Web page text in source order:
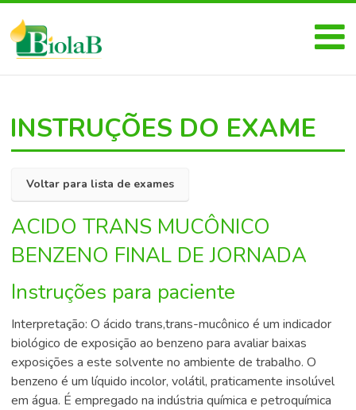
INSTRUÇÕES DO EXAME
Voltar para lista de exames
ACIDO TRANS MUCÔNICO
BENZENO FINAL DE JORNADA
Instruções para paciente
Interpretação: O ácido trans,trans-mucônico é um indicador
biológico de exposição ao benzeno para avaliar baixas
exposições a este solvente no ambiente de trabalho. O
benzeno é um líquido incolor, volátil, praticamente insolúvel
em água. É empregado na indústria química e petroquímica